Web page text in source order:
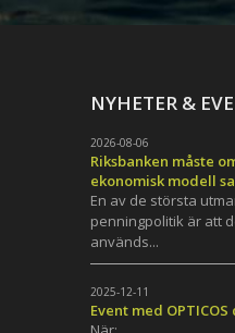
NYHETER &
2026-08-06
Riksbanken måste
ekonomisk modell
En av de största
penningpolitik är att
används...
2025-12-11
Event med